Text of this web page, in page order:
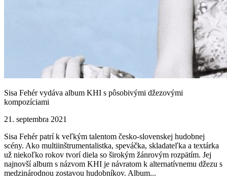
Sisa Fehér vydáva album KHI s pôsobivými džezovými
kompozíciami
21. septembra 2021
Sisa Fehér patrí k veľkým talentom česko-slovenskej hudobnej
scény. Ako multiinštrumentalistka, speváčka, skladateľka a textárka
už niekoľko rokov tvorí diela so širokým žánrovým rozpätím. Jej
najnovší album s názvom KHI je návratom k alternatívnemu džezu s
medzinárodnou zostavou hudobníkov. Album...